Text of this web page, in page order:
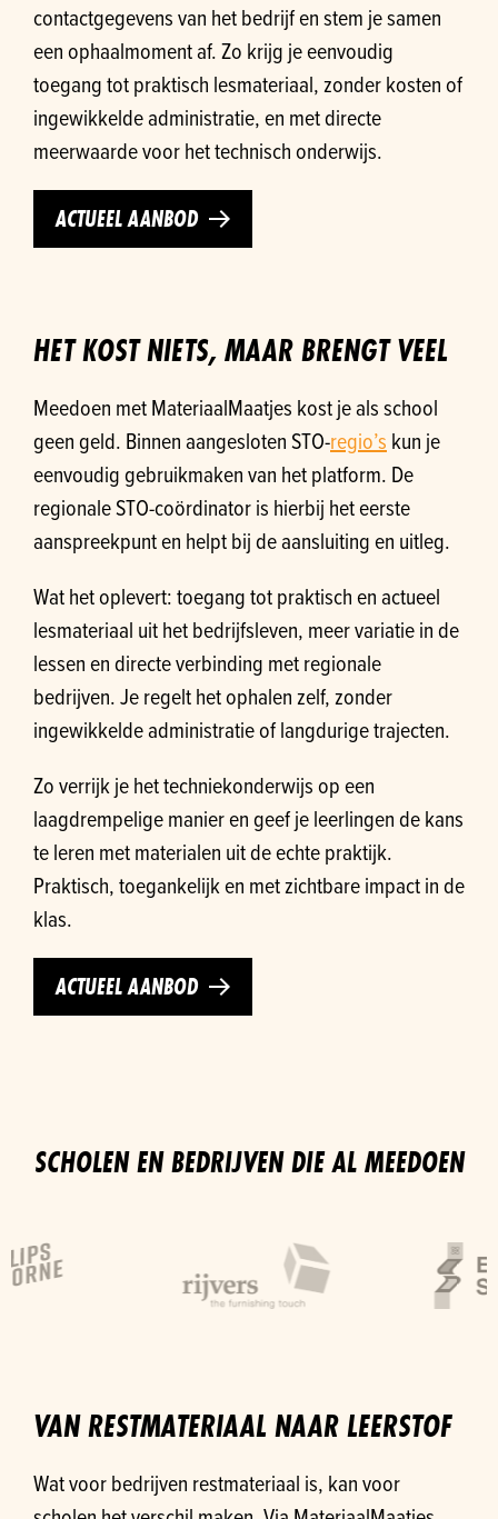
contactgegevens van het bedrijf en stem je samen
een ophaalmoment af. Zo krijg je eenvoudig
toegang tot praktisch lesmateriaal, zonder kosten of
ingewikkelde administratie, en met directe
meerwaarde voor het technisch onderwijs.
ACTUEEL AANBOD
HET KOST NIETS, MAAR BRENGT VEEL
Meedoen met MateriaalMaatjes kost je als school
geen geld. Binnen aangesloten STO-regio’s kun je
eenvoudig gebruikmaken van het platform. De
regionale STO-coördinator is hierbij het eerste
aanspreekpunt en helpt bij de aansluiting en uitleg.
Wat het oplevert: toegang tot praktisch en actueel
lesmateriaal uit het bedrijfsleven, meer variatie in de
lessen en directe verbinding met regionale
bedrijven. Je regelt het ophalen zelf, zonder
ingewikkelde administratie of langdurige trajecten.
Zo verrijk je het techniekonderwijs op een
laagdrempelige manier en geef je leerlingen de kans
te leren met materialen uit de echte praktijk.
Praktisch, toegankelijk en met zichtbare impact in de
klas.
ACTUEEL AANBOD
SCHOLEN EN BEDRIJVEN DIE AL MEEDOEN
VAN RESTMATERIAAL NAAR LEERSTOF
Wat voor bedrijven restmateriaal is, kan voor